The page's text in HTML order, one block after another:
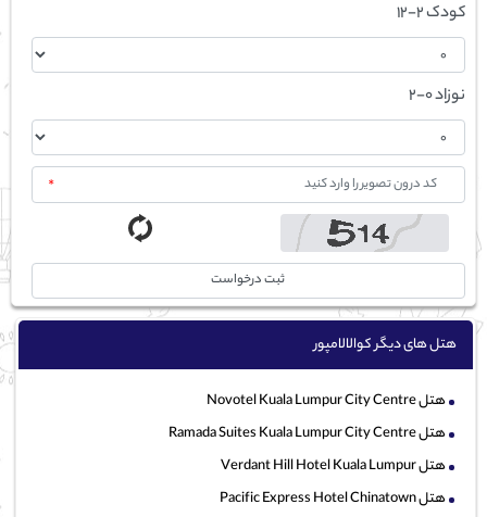
کودک 2-12
نوزاد 0-2
*
ثبت درخواست
هتل های دیگر کوالالامپور
هتل Novotel Kuala Lumpur City Centre
هتل Ramada Suites Kuala Lumpur City Centre
هتل Verdant Hill Hotel Kuala Lumpur
هتل Pacific Express Hotel Chinatown